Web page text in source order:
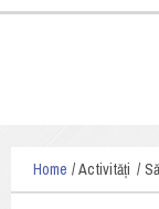
Home Activități